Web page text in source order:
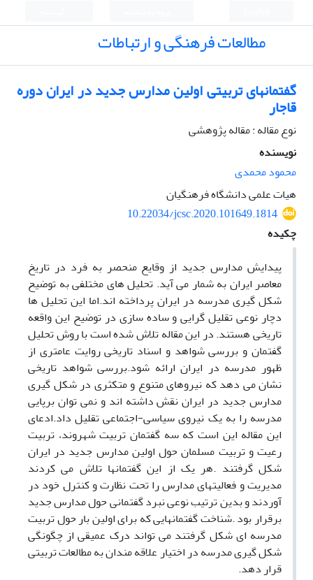
مطالعات فرهنگی و ارتباطات
گفتمانهای تربیتی اولین مدارس جدید در ایران دوره
قاجار
نوع مقاله : مقاله پژوهشی
نویسنده
محمود محمدی
هیات علمی دانشگاه فرهنگیان
10.22034/jcsc.2020.101649.1814
چکیده
پیدایش مدارس جدید از وقایع منحصر به فرد در تاریخ
معاصر ایران به شمار می آید. تحلیل های مختلفی به توضیح
شکل گیری مدرسه در ایران پرداخته اند.اما این تحلیل ها
دچار نوعی تقلیل گرایی و ساده سازی در توضیح این واقعه
تاریخی هستند. در این مقاله تلاش شده است با روش تحلیل
گفتمان و بررسی شواهد و اسناد تاریخی روایت عامتری از
ظهور مدرسه در ایران ارائه شود.بررسی شواهد تاریخی
نشان می دهد که نیروهای متنوع و متکثری در شکل گیری
مدارس جدید در ایران نقش داشته اند و نمی توان برپایی
مدرسه را به یک نیروی سیاسی-اجتماعی تقلیل داد.ادعای
این مقاله این است که سه گفتمان تربیت شهروند، تربیت
رعیت و تربیت مسلمان حول اولین مدارس جدید در ایران
شکل گرفتند .هر یک از این گفتمانها تلاش می کردند
مدیریت و فعالیتهای مدارس را تحت نظارت و کنترل خود در
آوردند و بدین ترتیب نوعی نبرد گفتمانی حول مدارس جدید
برقرار بود .شناخت گفتمانهایی که برای اولین بار حول تربیت
مدرسه ای شکل گرفتند می تواند درک عمیقی از چگونگی
شکل گیری مدرسه در اختیار علاقه مندان به مطالعات تربیتی
قرار دهد.